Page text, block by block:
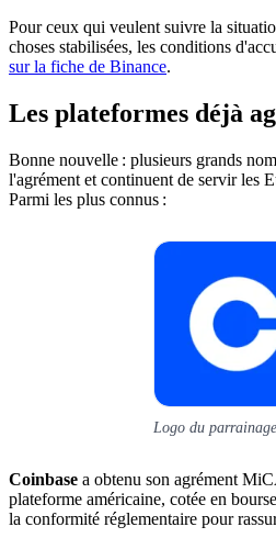
Pour ceux qui veulent suivre la
choses stabilisées, les conditions
sur la fiche de Binance.
Les plateformes déjà
Bonne nouvelle : plusieurs grands
l'agrément et continuent de servir les
Parmi les plus connus :
Logo du
Coinbase a obtenu son agrément
plateforme américaine, cotée en
la conformité réglementaire pour